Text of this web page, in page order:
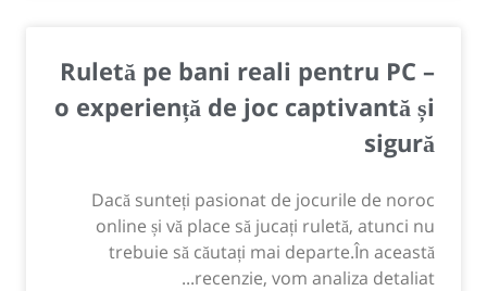
Ruletă pe bani reali pentru PC –
o experiență de joc captivantă și
sigură
Dacă sunteți pasionat de jocurile de noroc
online și vă place să jucați ruletă, atunci nu
trebuie să căutați mai departe.În această
recenzie, vom analiza detaliat...